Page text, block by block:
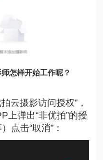
怎样开始工作呢？
云摄影访问授权”，
上弹出“非优拍”的授
点击“取消”：